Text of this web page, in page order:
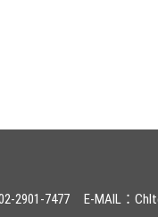
2901-7477 E-MAIL：